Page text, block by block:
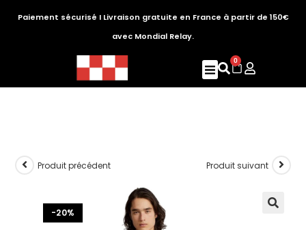
Paiement sécurisé I Livraison gratuite en France à partir de 150€
avec Mondial Relay.
0
-20%
Produit précédent Produit suivant